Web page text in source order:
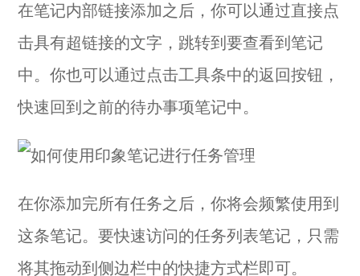
在笔记内部链接添加之后，你可以通过直接点
击具有超链接的文字，跳转到要查看到笔记
中。你也可以通过点击工具条中的返回按钮，
快速回到之前的待办事项笔记中。
在你添加完所有任务之后，你将会频繁使用到
这条笔记。要快速访问的任务列表笔记，只需
将其拖动到侧边栏中的快捷方式栏即可。